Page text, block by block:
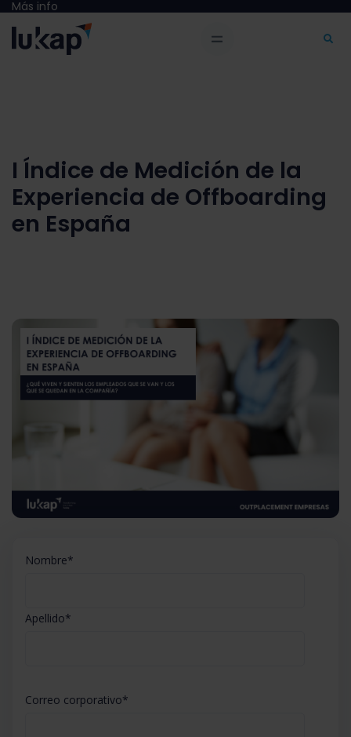
Más info
I Índice de Medición de la
Experiencia de Offboarding
en España
Nombre*
Apellido*
Correo corporativo*